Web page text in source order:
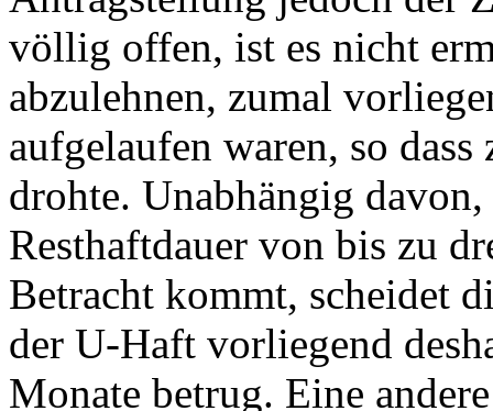
völlig offen, ist es nicht
abzulehnen, zumal
aufgelaufen waren, so
drohte. Unabhängig
Resthaftdauer von bis zu
Betracht kommt, scheidet
der U-Haft vorliegend
Monate betrug. Eine